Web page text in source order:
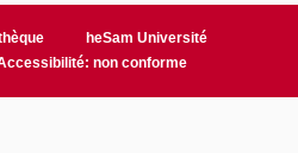
heSam Université
non conforme